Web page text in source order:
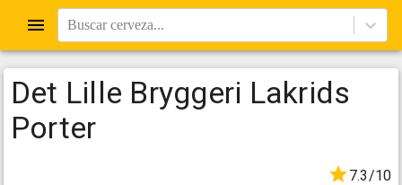
Buscar cerveza...
Det Lille Bryggeri Lakrids
Porter
7.3/10